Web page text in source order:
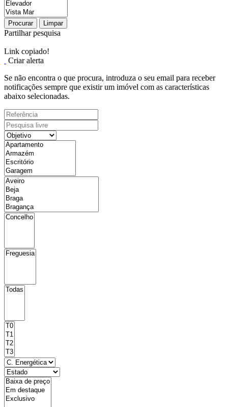
Procurar Limpar
Partilhar pesquisa
Link copiado!
Criar alerta
Se não encontra o que procura, introduza o seu email para receber
notificações sempre que existir um imóvel com as características
abaixo selecionadas.